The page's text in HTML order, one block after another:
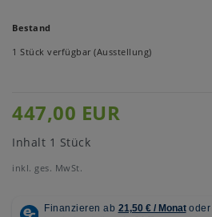
Bestand
1 Stück verfügbar (Ausstellung)
447,00 EUR
Inhalt 1 Stück
inkl. ges. MwSt.